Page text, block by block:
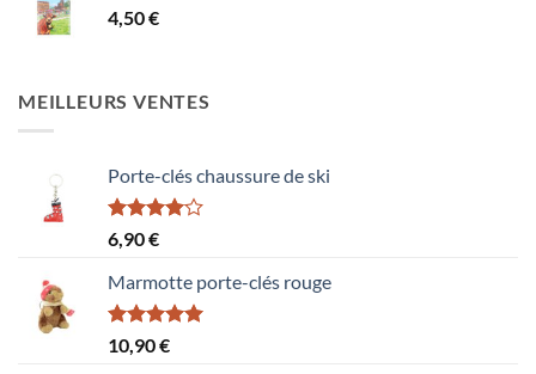
4,50€
MEILLEURS VENTES
Porte-clés chaussure de ski
Note
4.00
5
6,90€
Marmotte porte-clés rouge
Note5.00
sur 5
10,90€